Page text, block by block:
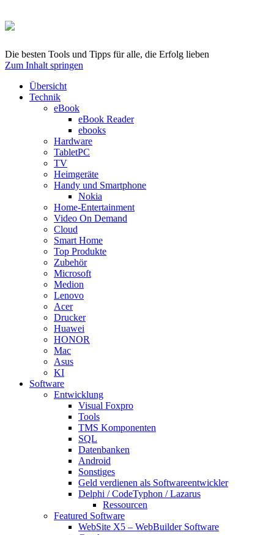
Die besten Tools und Tipps für alle, die Erfolg lieben
Zum Inhalt springen
Übersicht
Technik
eBook
eBook Reader
ebooks
Hardware
TabletPC
TV
Heimgeräte
Handy und Smartphone
Nokia
Home-Entertainment
Video On Demand
Cloud
Smart Home
Top Produkte
Zubehör
Microsoft
Medion
Lenovo
Acer
Drucker
Huawei
HONOR
Mac
Asus
KI
Software
Entwicklung
Visual Foxpro
Tools
TMS Komponenten
SQL
Datenbanken
Android
Sonstiges
Geld verdienen als Softwareentwickler
Delphi / CodeTyphon / Lazarus
Ressourcen
Featured Software
WebSite X5 – WebBuilder Software